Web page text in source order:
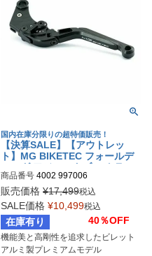
国内在庫分限りの超特価販売！
【決算SALE】【アウトレッ
ト】MG BIKETEC フォールデ
ィング アジャスタブル クラッ
チレバー ブラック SUZUKI / Y
AMAHA / アプリリア
商品番号 4002 997006
販売価格 ¥17,499税込
SALE価格 ¥10,499税込
在庫有り 40％OFF
機能美と高剛性を追求したビレット
アルミ製プレミアムモデル